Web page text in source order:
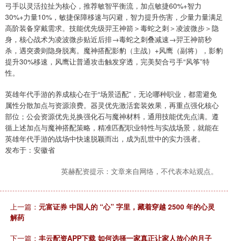
弓手以灵活拉扯为核心，推荐敏智平衡流，加点敏捷60%+智力
30%+力量10%，敏捷保障移速与闪避，智力提升伤害，少量力量满足
高阶装备穿戴需求。技能优先级羿王神箭＞毒蛇之刺＞凌波微步＞隐
身，核心战术为凌波微步贴近后排→毒蛇之刺叠减速→羿王神箭秒
杀，遇突袭则隐身脱离。魔神搭配影豹（主战）+风鹰（副将），影豹
提升30%移速，风鹰让普通攻击触发穿透，完美契合弓手“风筝”特
性。
英雄年代手游的养成核心在于“场景适配”，无论哪种职业，都需避免
属性分散加点与资源浪费。器灵优先激活套装效果，再重点强化核心
部位；公会资源优先兑换强化石与魔神材料，通用技能优先点满。遵
循上述加点与魔神搭配策略，精准匹配职业特性与实战场景，就能在
英雄年代手游的战场中快速脱颖而出，成为乱世中的实力强者。
发布于：安徽省
英赫配资提示：文章来自网络，不代表本站观点。
上一篇： 元富证券 中国人的 “心” 字里，藏着穿越 2500 年的心灵
解药
下一篇： 丰云配资APP下载 如何选择一家真正让家人放心的月子